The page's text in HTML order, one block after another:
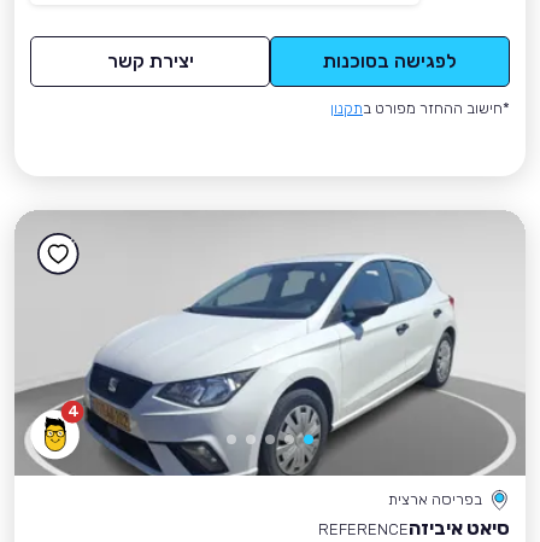
לפגישה בסוכנות יצירת קשר
*חישוב ההחזר מפורט בתקנון
4
בפריסה ארצית
סיאט איביזהREFERENCE